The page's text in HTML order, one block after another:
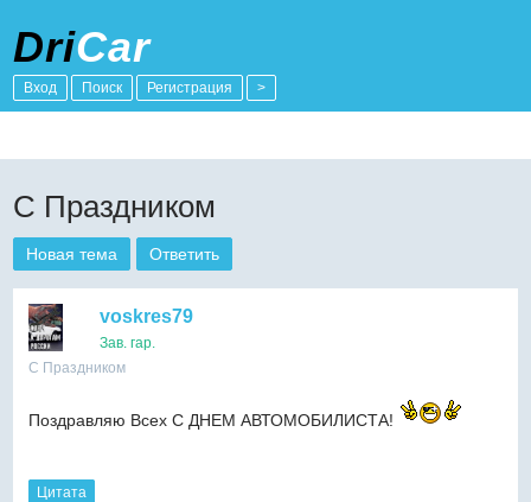
DriCar
Вход Поиск Регистрация >
С Праздником
Новая тема Ответить
voskres79
Зав. гар.
С Праздником
Поздравляю Всех С ДНЕМ АВТОМОБИЛИСТА!
Цитата